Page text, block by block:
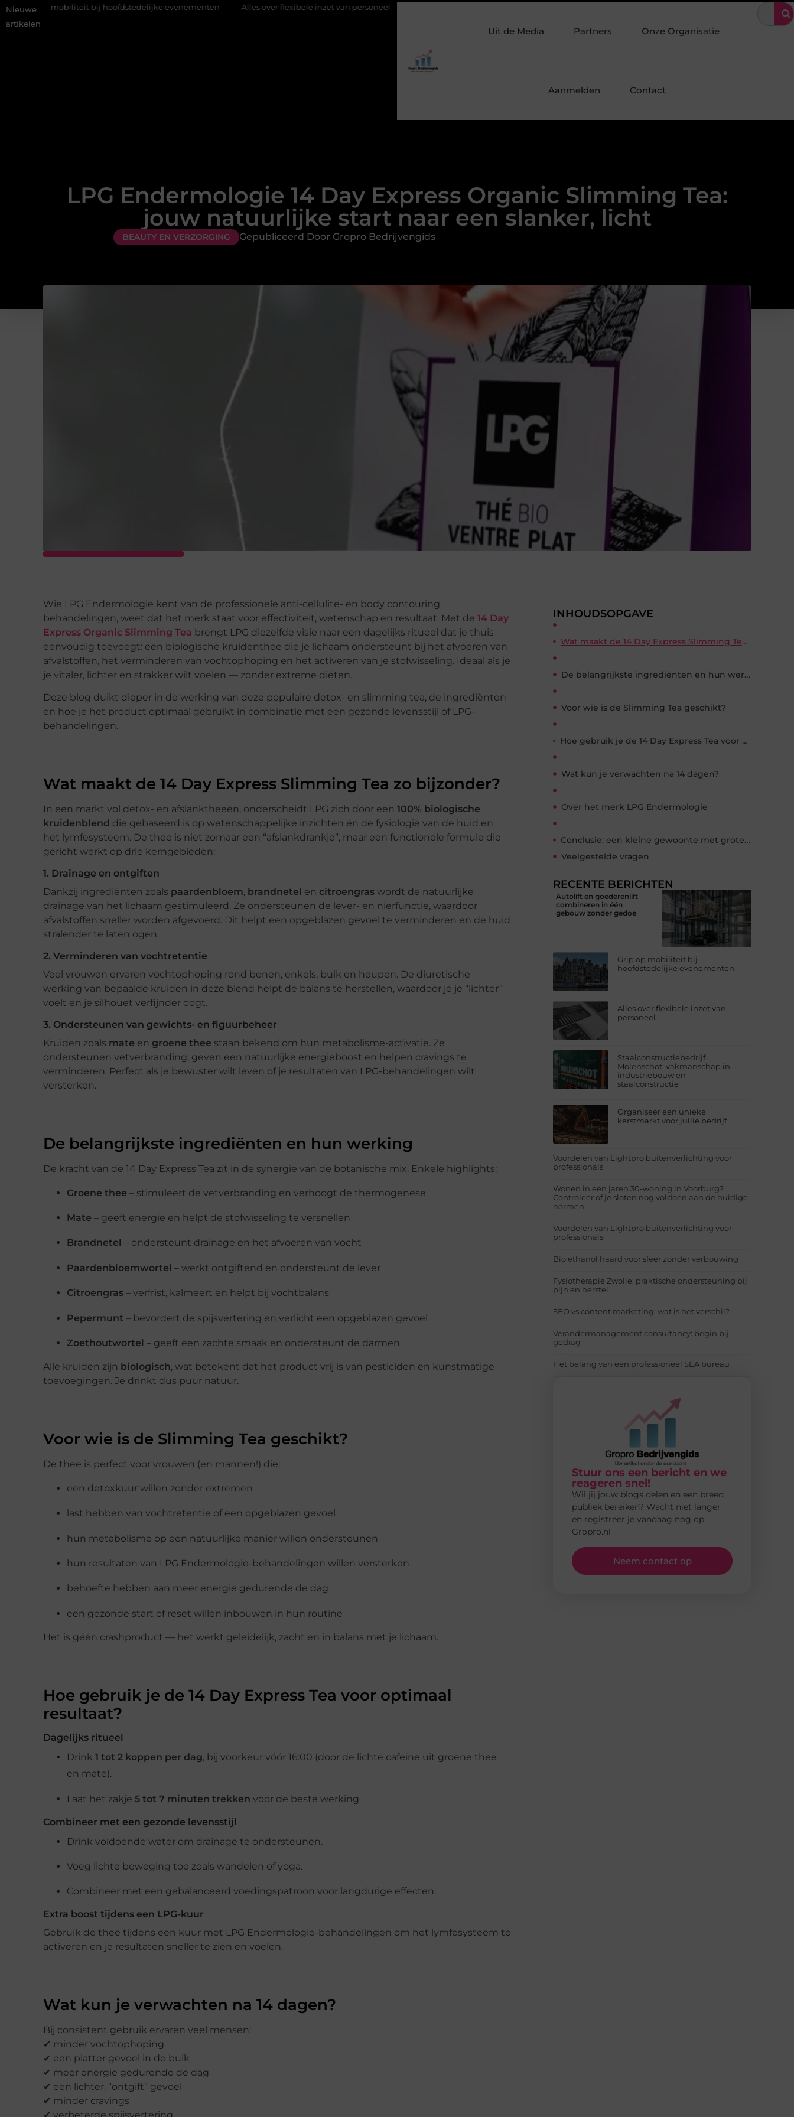
Nieuwe
artikelen
mobiliteit bij hoofdstedelijke evenementen Alles over flexibele inzet van personeel Staalconstructiebedrijf Molenschot: vakmanschap in industriebouw en staalconstructie Organiseer een
Uit de Media Partners Onze Organisatie
Aanmelden Contact
LPG Endermologie 14 Day Express Organic Slimming Tea:
jouw natuurlijke start naar een slanker, licht
BEAUTY EN VERZORGING Gepubliceerd Door Gropro Bedrijvengids
Wie LPG Endermologie kent van de professionele anti-cellulite- en body contouring
behandelingen, weet dat het merk staat voor effectiviteit, wetenschap en resultaat. Met de 14 Day
Express Organic Slimming Tea brengt LPG diezelfde visie naar een dagelijks ritueel dat je thuis
eenvoudig toevoegt: een biologische kruidenthee die je lichaam ondersteunt bij het afvoeren van
afvalstoffen, het verminderen van vochtophoping en het activeren van je stofwisseling. Ideaal als je
je vitaler, lichter en strakker wilt voelen — zonder extreme diëten.
Deze blog duikt dieper in de werking van deze populaire detox- en slimming tea, de ingrediënten
en hoe je het product optimaal gebruikt in combinatie met een gezonde levensstijl of LPG-
behandelingen.
Wat maakt de 14 Day Express Slimming Tea zo bijzonder?
In een markt vol detox- en afslanktheeën, onderscheidt LPG zich door een 100% biologische
kruidenblend die gebaseerd is op wetenschappelijke inzichten én de fysiologie van de huid en
het lymfesysteem. De thee is niet zomaar een “afslankdrankje”, maar een functionele formule die
gericht werkt op drie kerngebieden:
1. Drainage en ontgiften
Dankzij ingrediënten zoals paardenbloem, brandnetel en citroengras wordt de natuurlijke
drainage van het lichaam gestimuleerd. Ze ondersteunen de lever- en nierfunctie, waardoor
afvalstoffen sneller worden afgevoerd. Dit helpt een opgeblazen gevoel te verminderen en de huid
stralender te laten ogen.
2. Verminderen van vochtretentie
Veel vrouwen ervaren vochtophoping rond benen, enkels, buik en heupen. De diuretische
werking van bepaalde kruiden in deze blend helpt de balans te herstellen, waardoor je je “lichter”
voelt en je silhouet verfijnder oogt.
3. Ondersteunen van gewichts- en figuurbeheer
Kruiden zoals mate en groene thee staan bekend om hun metabolisme-activatie. Ze
ondersteunen vetverbranding, geven een natuurlijke energieboost en helpen cravings te
verminderen. Perfect als je bewuster wilt leven of je resultaten van LPG-behandelingen wilt
versterken.
De belangrijkste ingrediënten en hun werking
De kracht van de 14 Day Express Tea zit in de synergie van de botanische mix. Enkele highlights:
Groene thee – stimuleert de vetverbranding en verhoogt de thermogenese
Mate – geeft energie en helpt de stofwisseling te versnellen
Brandnetel – ondersteunt drainage en het afvoeren van vocht
Paardenbloemwortel – werkt ontgiftend en ondersteunt de lever
Citroengras – verfrist, kalmeert en helpt bij vochtbalans
Pepermunt – bevordert de spijsvertering en verlicht een opgeblazen gevoel
Zoethoutwortel – geeft een zachte smaak en ondersteunt de darmen
Alle kruiden zijn biologisch, wat betekent dat het product vrij is van pesticiden en kunstmatige
toevoegingen. Je drinkt dus puur natuur.
Voor wie is de Slimming Tea geschikt?
De thee is perfect voor vrouwen (en mannen!) die:
een detoxkuur willen zonder extremen
last hebben van vochtretentie of een opgeblazen gevoel
hun metabolisme op een natuurlijke manier willen ondersteunen
hun resultaten van LPG Endermologie-behandelingen willen versterken
behoefte hebben aan meer energie gedurende de dag
een gezonde start of reset willen inbouwen in hun routine
Het is géén crashproduct — het werkt geleidelijk, zacht en in balans met je lichaam.
Hoe gebruik je de 14 Day Express Tea voor optimaal
resultaat?
Dagelijks ritueel
Drink 1 tot 2 koppen per dag, bij voorkeur vóór 16:00 (door de lichte cafeïne uit groene thee
en mate).
Laat het zakje 5 tot 7 minuten trekken voor de beste werking.
Combineer met een gezonde levensstijl
Drink voldoende water om drainage te ondersteunen.
Voeg lichte beweging toe zoals wandelen of yoga.
Combineer met een gebalanceerd voedingspatroon voor langdurige effecten.
Extra boost tijdens een LPG-kuur
Gebruik de thee tijdens een kuur met LPG Endermologie-behandelingen om het lymfesysteem te
activeren en je resultaten sneller te zien en voelen.
Wat kun je verwachten na 14 dagen?
Bij consistent gebruik ervaren veel mensen:
✔ minder vochtophoping
✔ een platter gevoel in de buik
✔ meer energie gedurende de dag
✔ een lichter, “ontgift” gevoel
✔ minder cravings
INHOUDSOPGAVE
Wat maakt de 14 Day Express Slimming Tea zo bijzonder?
De belangrijkste ingrediënten en hun werking
Voor wie is de Slimming Tea geschikt?
Hoe gebruik je de 14 Day Express Tea voor optimaal resultaat?
Wat kun je verwachten na 14 dagen?
Over het merk LPG Endermologie
Conclusie: een kleine gewoonte met grote impact
Veelgestelde vragen
RECENTE BERICHTEN
Autolift en goederenlift
combineren in één
gebouw zonder gedoe
Grip op mobiliteit bij
hoofdstedelijke evenementen
Alles over flexibele inzet van
personeel
Staalconstructiebedrijf
Molenschot: vakmanschap in
industriebouw en
staalconstructie
Organiseer een unieke
kerstmarkt voor jullie bedrijf
Voordelen van Lightpro buitenverlichting voor
professionals
Wonen in een jaren 30-woning in Voorburg?
Controleer of je sloten nog voldoen aan de huidige
normen
Voordelen van Lightpro buitenverlichting voor
professionals
Bio ethanol haard voor sfeer zonder verbouwing
Fysiotherapie Zwolle: praktische ondersteuning bij
pijn en herstel
SEO vs content marketing: wat is het verschil?
Verandermanagement consultancy: begin bij
gedrag
Het belang van een professioneel SEA bureau
Stuur ons een bericht en we
reageren snel!
Wil jij jouw blogs delen en een breed
publiek bereiken? Wacht niet langer
en registreer je vandaag nog op
Gropro.nl
Neem contact op